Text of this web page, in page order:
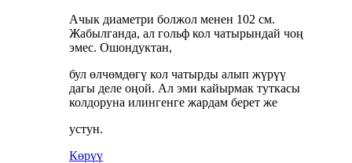
Ачык диаметри болжол менен 102 см.
Жабылганда, ал гольф кол чатырындай чоң
эмес. Ошондуктан,
бул өлчөмдөгү кол чатырды алып жүрүү
дагы деле оңой. Ал эми кайырмак туткасы
колдоруна илингенге жардам берет же
устун.
Көрүү